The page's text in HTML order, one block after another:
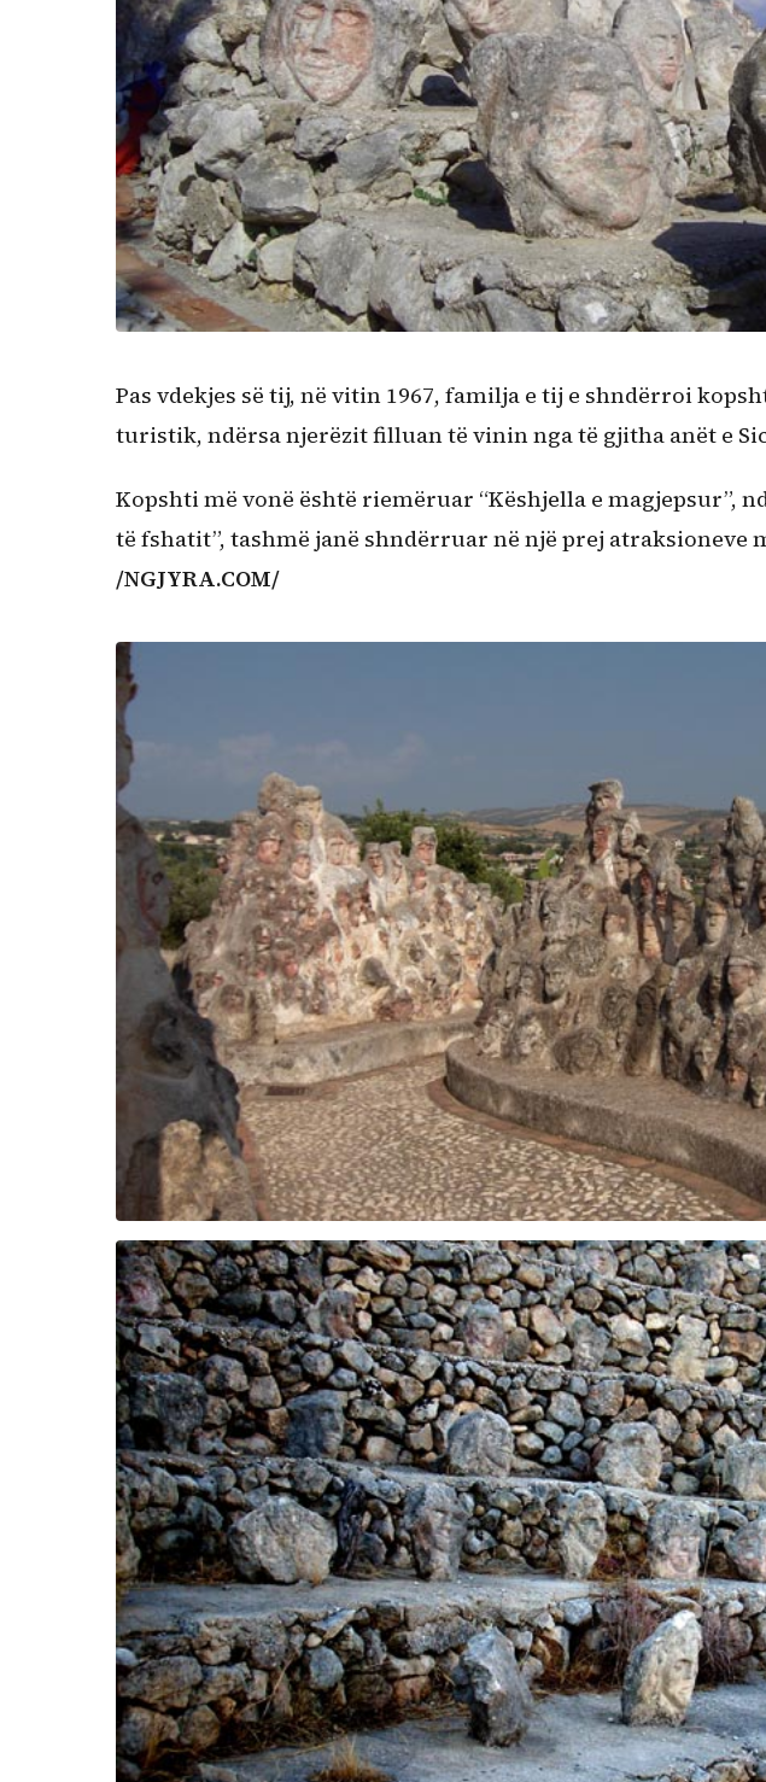
Pas vdekjes së tij, në vitin 1967, familja e tij e shndërroi
turistik, ndërsa njerëzit filluan të vinin nga të gjitha anët e
Kopshti më vonë është riemëruar “Këshjella e magjepsur”,
të fshatit”, tashmë janë shndërruar në një prej atraksioneve
/NGJYRA.COM/